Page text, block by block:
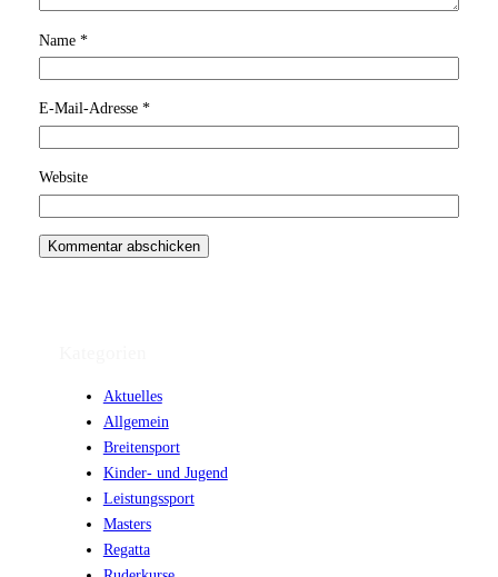
Name *
E-Mail-Adresse *
Website
Aktuelles
Allgemein
Breitensport
Kinder- und Jugend
Leistungssport
Masters
Regatta